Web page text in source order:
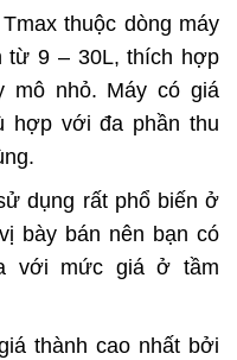
thuộc dòng máy
từ 9 – 30L, thích hợp
mô nhỏ. Máy có giá
hợp với đa phần thu
dụng rất phổ biến ở
bày bán nên bạn có
với mức giá ở tầm
thành cao nhất bởi